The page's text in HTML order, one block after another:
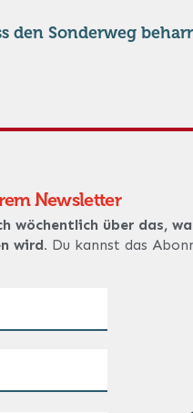
den Sonderweg
Newsletter
wöchentlich über das,
wird. Du kannst das